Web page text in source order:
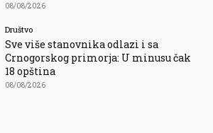
08/08/2026
Društvo
Sve više stanovnika odlazi i sa
Crnogorskog primorja: U minusu čak
18 opština
08/08/2026